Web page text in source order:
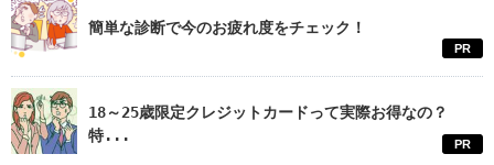
簡単な診断で今のお疲れ度をチェック！
PR
18～25歳限定クレジットカードって実際お得なの？
特...
PR